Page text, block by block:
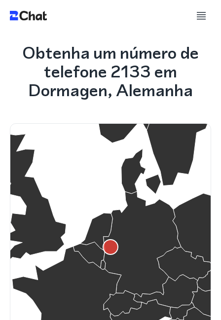
Obtenha um número de
telefone 2133 em
Dormagen, Alemanha